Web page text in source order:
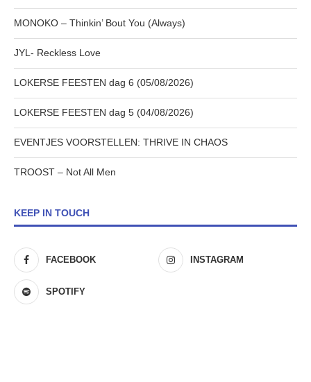
MONOKO – Thinkin’ Bout You (Always)
JYL- Reckless Love
LOKERSE FEESTEN dag 6 (05/08/2026)
LOKERSE FEESTEN dag 5 (04/08/2026)
EVENTJES VOORSTELLEN: THRIVE IN CHAOS
TROOST – Not All Men
KEEP IN TOUCH
FACEBOOK INSTAGRAM
SPOTIFY